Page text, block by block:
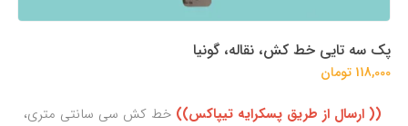
پک سه تایی خط کش، نقاله، گونیا
118,000 تومان
(( ارسال از طریق پسکرایه تیپاکس)) خط کش سی سانتی متری،